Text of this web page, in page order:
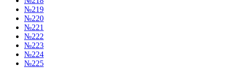
№219
№220
№221
№222
№223
№224
№225